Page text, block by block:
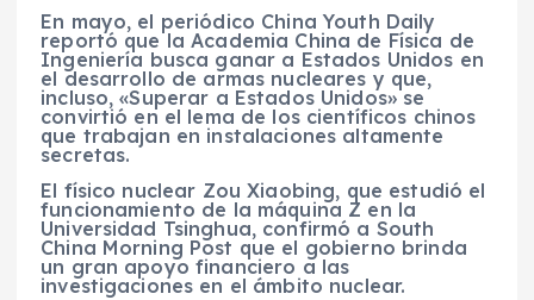
En mayo, el periódico China Youth Daily
reportó que la Academia China de Física de
Ingeniería busca ganar a Estados Unidos en
el desarrollo de armas nucleares y que,
incluso, «Superar a Estados Unidos» se
convirtió en el lema de los científicos chinos
que trabajan en instalaciones altamente
secretas.
El físico nuclear Zou Xiaobing, que estudió el
funcionamiento de la máquina Z en la
Universidad Tsinghua, confirmó a South
China Morning Post que el gobierno brinda
un gran apoyo financiero a las
investigaciones en el ámbito nuclear.